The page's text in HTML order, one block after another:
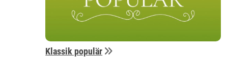
Klassik populär